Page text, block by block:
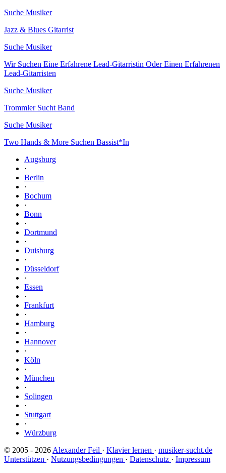
Suche Musiker
Jazz & Blues Gitarrist
Suche Musiker
Wir Suchen Eine Erfahrene Lead-Gitarristin Oder Einen Erfahrenen
Lead-Gitarristen
Suche Musiker
Trommler Sucht Band
Suche Musiker
Two Hands & More Suchen Bassist*In
Augsburg
·
Berlin
·
Bochum
·
Bonn
·
Dortmund
·
Duisburg
·
Düsseldorf
·
Essen
·
Frankfurt
·
Hamburg
·
Hannover
·
Köln
·
München
·
Solingen
·
Stuttgart
·
Würzburg
© 2005 - 2026 Alexander Feil · Klavier lernen · musiker-sucht.de
Unterstützen · Nutzungsbedingungen · Datenschutz · Impressum